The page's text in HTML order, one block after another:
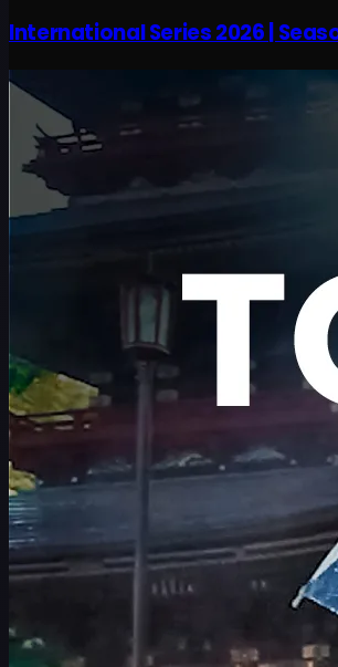
International Series 2026 |